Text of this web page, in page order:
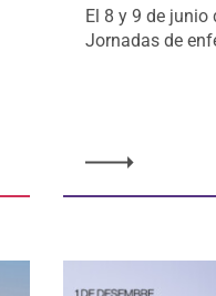
El 8 y 9 de junio
Jornadas de